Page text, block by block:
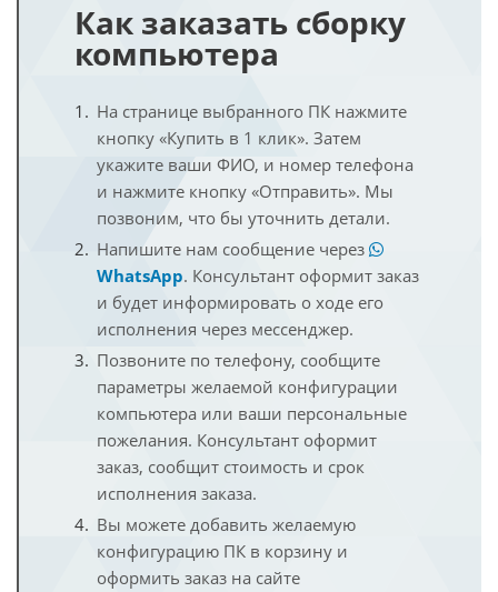
Как заказать сборку
компьютера
На странице выбранного ПК нажмите
кнопку «Купить в 1 клик». Затем
укажите ваши ФИО, и номер телефона
и нажмите кнопку «Отправить». Мы
позвоним, что бы уточнить детали.
Напишите нам сообщение через
WhatsApp. Консультант оформит заказ
и будет информировать о ходе его
исполнения через мессенджер.
Позвоните по телефону, сообщите
параметры желаемой конфигурации
компьютера или ваши персональные
пожелания. Консультант оформит
заказ, сообщит стоимость и срок
исполнения заказа.
Вы можете добавить желаемую
конфигурацию ПК в корзину и
оформить заказ на сайте